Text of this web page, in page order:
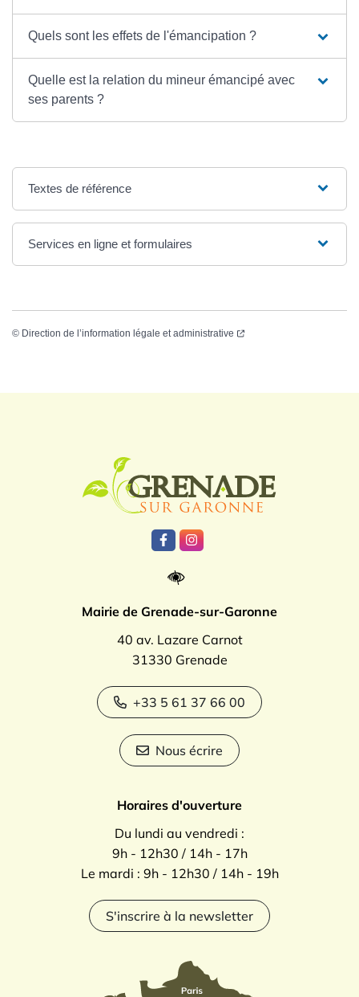
Quels sont les effets de l'émancipation ?
Quelle est la relation du mineur émancipé avec
ses parents ?
Textes de référence
Services en ligne et formulaires
© Direction de l’information légale et administrative
Lien vers le compte Facebook
Lien vers le compte
Mairie de Grenade-sur-Garonne
40 av. Lazare Carnot
31330 Grenade
+33 5 61 37 66 00
Nous écrire
Horaires d'ouverture
Du lundi au vendredi :
9h - 12h30 / 14h - 17h
Le mardi : 9h - 12h30 / 14h - 19h
S'inscrire à la newsletter